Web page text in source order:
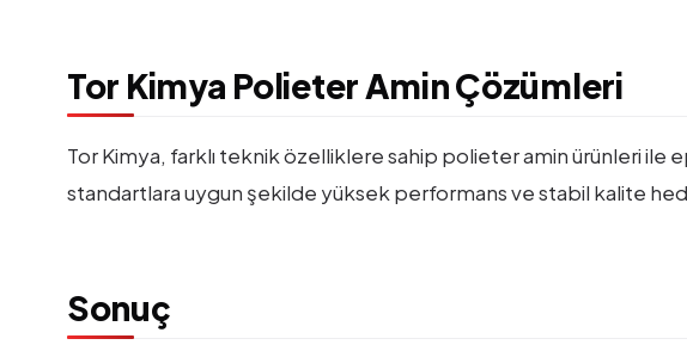
Tor Kimya Polieter Amin Çözümleri
Tor Kimya, farklı teknik özelliklere sahip polieter amin ürünleri
standartlara uygun şekilde yüksek performans ve stabil kalite
Sonuç